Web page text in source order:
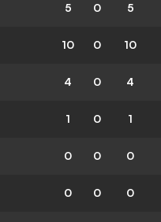
5 0 5
10 0 10
4 0 4
1 0 1
0 0 0
0 0 0